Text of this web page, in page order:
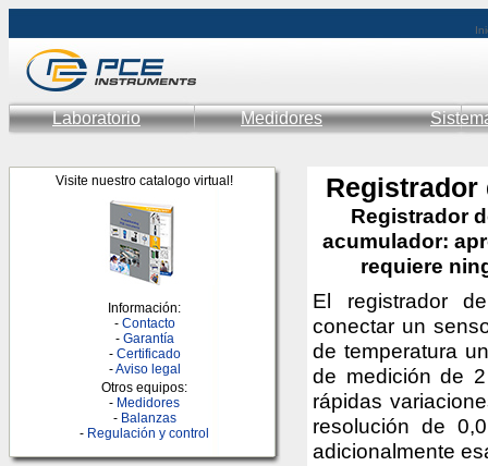
Laboratorio Medidores
Visite nuestro catalogo virtual!
Información:
- Contacto
- Garantía
- Certificado
-Aviso legal
Otros equipos:
- Medidores
- Balanzas
- Regulación y control
Registrador
Registrador
acumulador:
requiere
El registrador
conectar un
de temperatura
de medición de
rápidas
resolución de
adicionalmente